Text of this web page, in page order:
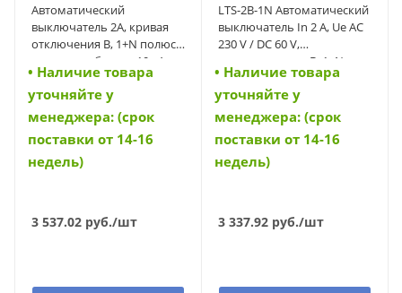
Автоматический
выключатель 2А, кривая
отключения B, 1+N полюс,
откл. способность 10 кА
(PL7-B2/1N) (165218)
• Наличие товара
уточняйте у
менеджера: (срок
поставки от 14-16
недель)
3 537.02 руб./шт
LTS-2B-1N Автоматический
выключатель In 2 A, Ue AC
230 V / DC 60 V,
характеристика B, 1+N-
полюс, Icn 10 kA (43292)
• Наличие товара
уточняйте у
менеджера: (срок
поставки от 14-16
недель)
3 337.92 руб./шт